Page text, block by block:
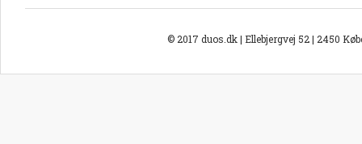
© 2017 duos.dk | Ellebjergvej 52 | 2450